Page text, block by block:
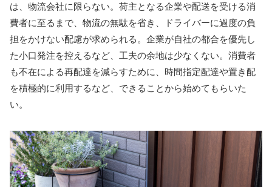
は、物流会社に限らない。荷主となる企業や配送を受ける消
費者に至るまで、物流の無駄を省き、ドライバーに過度の負
担をかけない配慮が求められる。企業が自社の都合を優先し
た小口発注を控えるなど、工夫の余地は少なくない。消費者
も不在による再配達を減らすために、時間指定配達や置き配
を積極的に利用するなど、できることから始めてもらいた
い。